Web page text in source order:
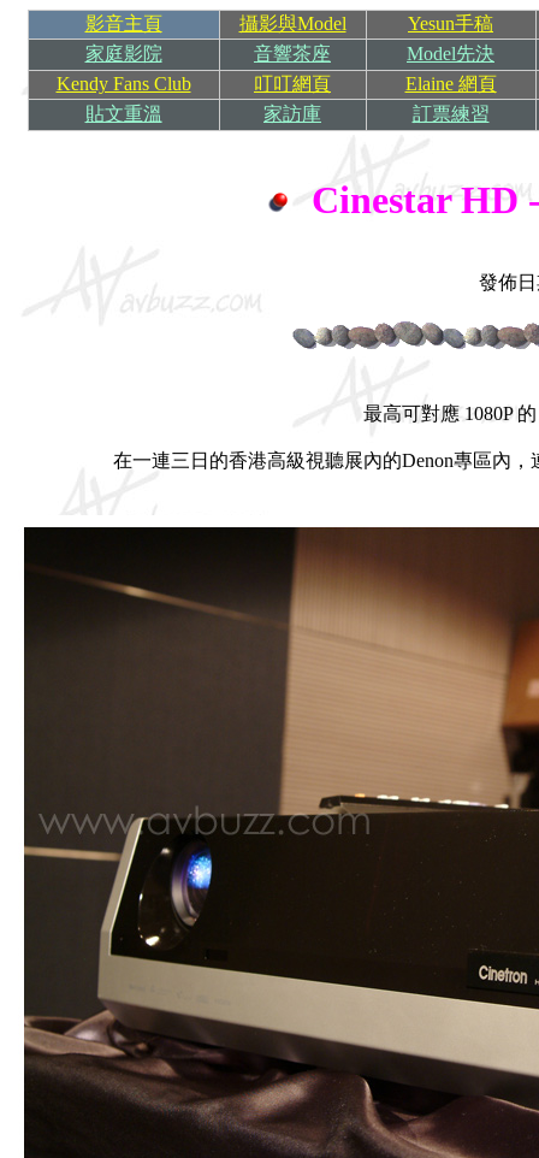
影音主頁 攝影與Model
Yesun手稿
家庭影院
音響茶座
Model先決
Kendy Fans Club
叮叮網頁
Elaine 網頁
貼文重溫
家訪庫 訂票練習
Cinestar HD
發佈日
最高可對應 1080P
在一連三日的香港高級視聽展內的Denon專區內